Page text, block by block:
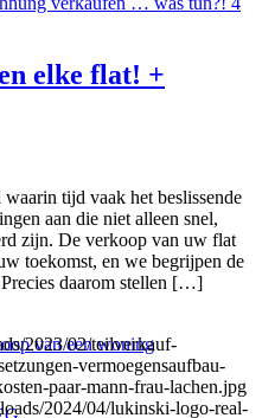
van een woning
elke flat! +
tijd vaak het beslissende
aan die niet alleen snel,
zijn. De verkoop van uw flat
toekomst, en we begrijpen de
daarom stellen […]
2023/02/teilverkauf-
vermoegensaufbau-
paar-mann-frau-lachen.jpg
2024/04/lukinski-logo-real-